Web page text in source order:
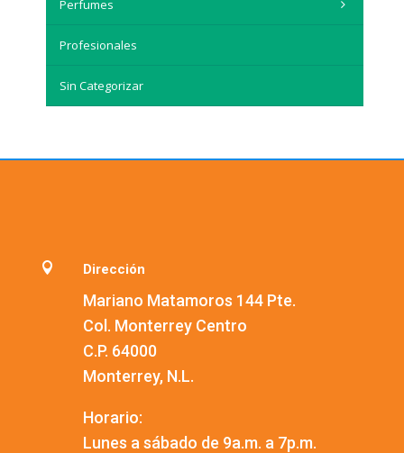
Perfumes
Profesionales
Sin Categorizar
 Dirección
Mariano Matamoros 144 Pte.
Col. Monterrey Centro
C.P. 64000
Monterrey, N.L.
Horario:
Lunes a sábado de 9a.m. a 7p.m.